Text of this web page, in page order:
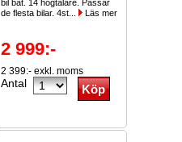
bil båt. 14 högtalare. Passar
de flesta bilar. 4st...
Läs mer
2 999:-
2 399:- exkl. moms
Antal